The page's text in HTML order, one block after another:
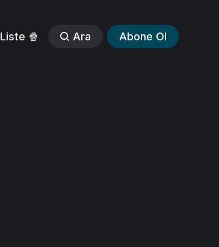
Liste 🍿 Ara Abone Ol